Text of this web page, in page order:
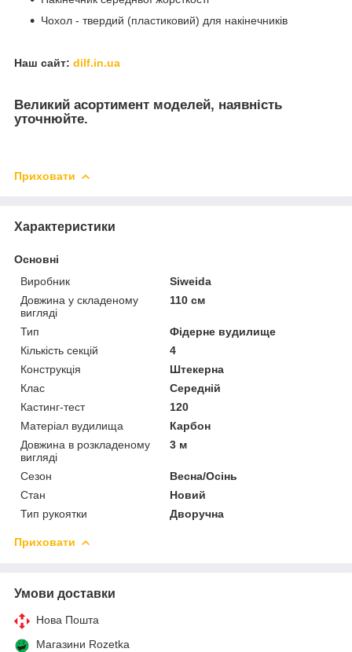
Чохол - твердий (пластиковий) для накінечників
Наш сайт: dilf.in.ua
Великий асортимент моделей, наявність
уточнюйте.
Приховати
Характеристики
Основні
Виробник
Siweida
Довжина у складеному
вигляді
110 см
Тип
Фідерне вудилище
Кількість секцій
4
Конструкція
Штекерна
Клас
Середній
Кастинг-тест
120
Матеріал вудилища
Карбон
Довжина в розкладеному
вигляді
3 м
Сезон
Весна/Осінь
Стан
Новий
Тип рукоятки
Дворучна
Приховати
Умови доставки
Нова Пошта
Магазини Rozetka